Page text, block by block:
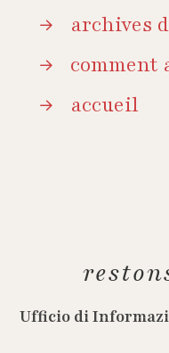
archives
comment
accueil
Ufficio di